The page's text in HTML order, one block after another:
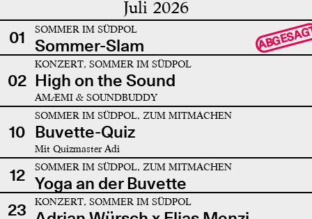
Juli 2026
01 SOMMER IM SÜDPOL
Sommer-Slam
02
KONZERT, SOMMER IM SÜDPOL
High on the Sound
AMÆMI & SOUNDBUDDY
10
SOMMER IM SÜDPOL, ZUM MITMACHEN
Buvette-Quiz
Mit Quizmaster Adi
12 SOMMER IM SÜDPOL, ZUM MITMACHEN
Yoga an der Buvette
23
KONZERT, SOMMER IM SÜDPOL